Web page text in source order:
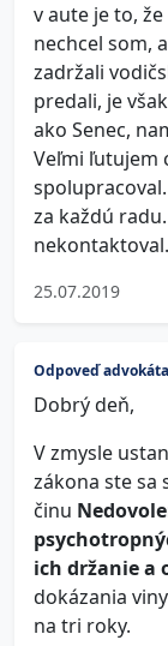
v aute je to,
nechcel som,
zadržali
predali, je
ako Senec,
Veľmi ľutujem
za každú
25.07.2019
Odpoveď
Dobrý deň,
V zmysle
zákona ste
činu
ich držanie a
dokázania
na tri roky.